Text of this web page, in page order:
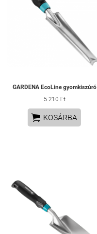
GARDENA EcoLine gyomkiszúró
5 210 Ft
 KOSÁRBA